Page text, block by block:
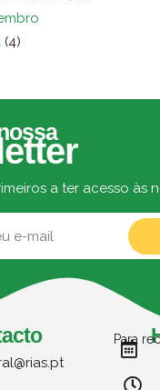
(4)
a ter acesso às
Para